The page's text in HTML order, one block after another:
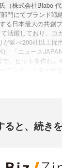
（株式会社Blabo 代
門にてブランド戦
る日本最大の共創
活躍しており、コ
延べ200社以上採
、「ニュース
で、ヒットを作れ
ると、続き